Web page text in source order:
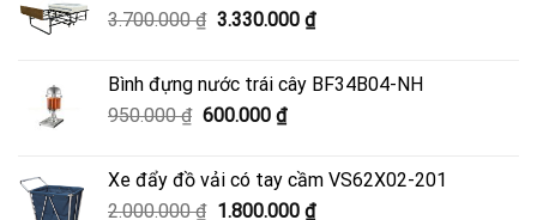
4.050.000 ₫.
3.700.000₫ Giá
3.700.000 ₫.
3.330.000 ₫Giá
là:
Bình đựng nước trái cây BF34B04-NH
950.000₫ Giá
950.000 ₫.
600.000 ₫Giá
là:
600.000 ₫.
Xe đẩy đồ vải có tay cầm VS62X02-201
2.000.000₫ Giá
1.800.000 ₫Giá